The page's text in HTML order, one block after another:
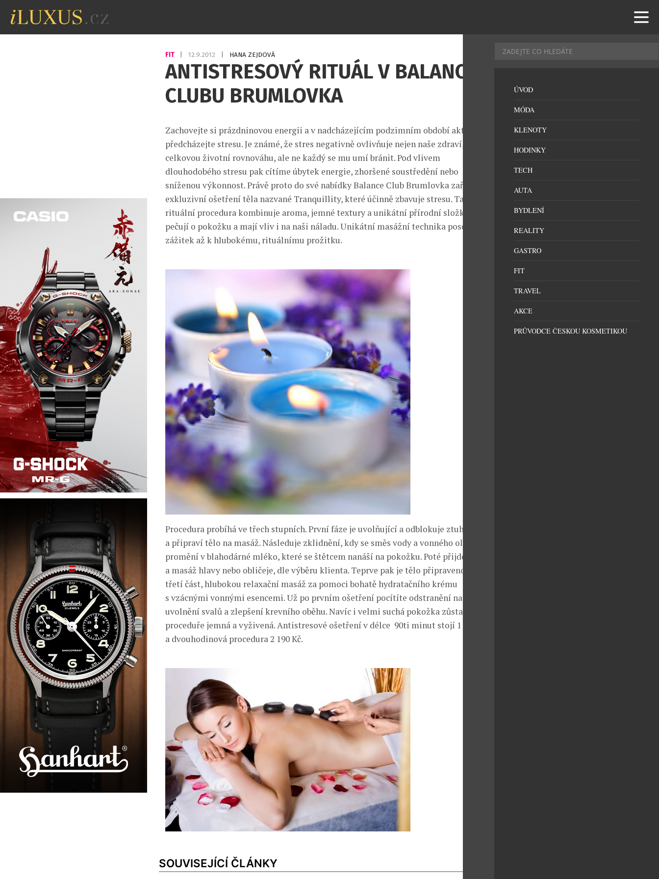
FIT 12.9.2012 HANA ZEJDOVÁ
ANTISTRESOVÝ RITUÁL V BALANCE
CLUBU BRUMLOVKA
Zachovejte si prázdninovou energii a v nadcházejícím podzimním období aktivně
předcházejte stresu. Je známé, že stres negativně ovlivňuje nejen naše zdraví, ale i
celkovou životní rovnováhu, ale ne každý se mu umí bránit. Pod vlivem
dlouhodobého stresu pak cítíme úbytek energie, zhoršené soustředění nebo
sníženou výkonnost. Právě proto do své nabídky Balance Club Brumlovka zařadil
exkluzivní ošetření těla nazvané Tranquillity, které účinně zbavuje stresu. Tato
rituální procedura kombinuje aroma, jemné textury a unikátní přírodní složky, které
pečují o pokožku a mají vliv i na naši náladu. Unikátní masážní technika posouvá
zážitek až k hlubokému, rituálnímu prožitku.
Procedura probíhá ve třech stupních. První fáze je uvolňující a odblokuje ztuhlé svaly
a připraví tělo na masáž. Následuje zklidnění, kdy se směs vody a vonného oleje
promění v blahodárné mléko, které se štětcem nanáší na pokožku. Poté přijde zábal
a masáž hlavy nebo obličeje, dle výběru klienta. Teprve pak je tělo připraveno na
třetí část, hlubokou relaxační masáž za pomoci bohatě hydratačního krému
s vzácnými vonnými esencemi. Už po prvním ošetření pocítíte odstranění napětí,
uvolnění svalů a zlepšení krevního oběhu. Navíc i velmi suchá pokožka zůstane po
proceduře jemná a vyživená. Antistresové ošetření v délce 90ti minut stojí 1 690 Kč
a dvouhodinová procedura 2 190 Kč.
SOUVISEJÍCÍ ČLÁNKY
ÚVOD
MÓDA
KLENOTY
HODINKY
TECH
AUTA
BYDLENÍ
REALITY
GASTRO
FIT
TRAVEL
AKCE
PRŮVODCE ČESKOU KOSMETIKOU